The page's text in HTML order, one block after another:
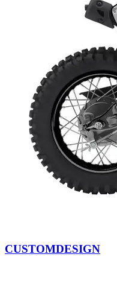
CUSTOMDESIGN